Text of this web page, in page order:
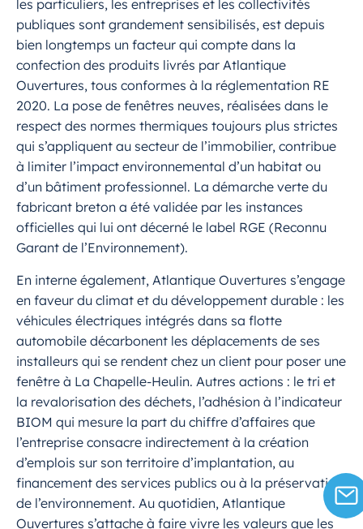
les particuliers, les entreprises et les collectivités
publiques sont grandement sensibilisés, est depuis
bien longtemps un facteur qui compte dans la
confection des produits livrés par Atlantique
Ouvertures, tous conformes à la réglementation RE
2020. La pose de fenêtres neuves, réalisées dans le
respect des normes thermiques toujours plus strictes
qui s’appliquent au secteur de l’immobilier, contribue
à limiter l’impact environnemental d’un habitat ou
d’un bâtiment professionnel. La démarche verte du
fabricant breton a été validée par les instances
officielles qui lui ont décerné le label RGE (Reconnu
Garant de l’Environnement).
En interne également, Atlantique Ouvertures s’engage
en faveur du climat et du développement durable : les
véhicules électriques intégrés dans sa flotte
automobile décarbonent les déplacements de ses
installeurs qui se rendent chez un client pour poser une
fenêtre à La Chapelle-Heulin. Autres actions : le tri et
la revalorisation des déchets, l’adhésion à l’indicateur
BIOM qui mesure la part du chiffre d’affaires que
l’entreprise consacre indirectement à la création
d’emplois sur son territoire d’implantation, au
financement des services publics ou à la préservation
de l’environnement. Au quotidien, Atlantique
Ouvertures s’attache à faire vivre les valeurs que les